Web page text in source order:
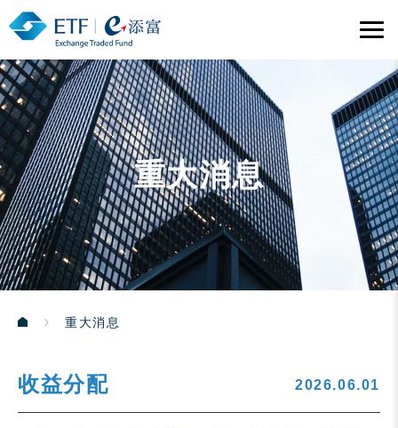
重大消息
重大消息
收益分配 2026.06.01